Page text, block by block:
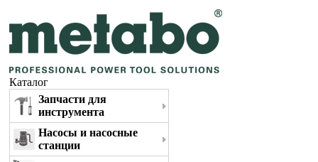
Каталог
Запчасти для
инструмента
Насосы и насосные
станции